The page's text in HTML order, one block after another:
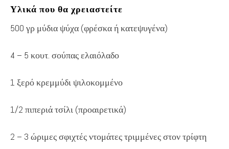
Υλικά που θα χρειαστείτε
500 γρ μύδια ψύχα (φρέσκα ή κατεψυγένα)
4 – 5 κουτ. σούπας ελαιόλαδο
1 ξερό κρεμμύδι ψιλοκομμένο
1/2 πιπεριά τσίλι (προαιρετικά)
2 – 3 ώριμες σφιχτές ντομάτες τριμμένες στον τρίφτη